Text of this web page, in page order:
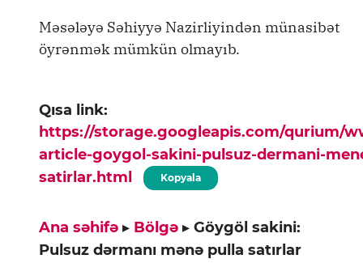
Məsələyə Səhiyyə Nazirliyindən münasibət
öyrənmək mümkün olmayıb.
Qısa link:
https://storage.googleapis.com/qurium/
article-goygol-sakini-pulsuz-dermani-
satirlar.html
Kopyala
Ana səhifə ▸ Bölgə ▸ Göygöl sakini:
Pulsuz dərmanı mənə pulla satırlar